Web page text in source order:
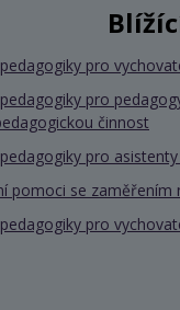
pro
pro
činnost
pro
pomoci se zaměřením
pro